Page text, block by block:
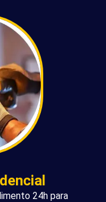
24h para